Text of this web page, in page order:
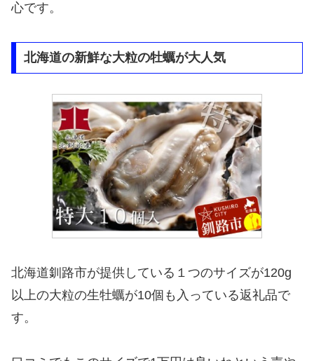
心です。
北海道の新鮮な大粒の牡蠣が大人気
北海道釧路市が提供している１つのサイズが120g
以上の大粒の生牡蠣が10個も入っている返礼品で
す。